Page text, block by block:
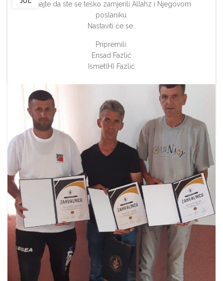
znajte da ste se teško zamjerili Allahz i Njegovom
poslaniku.
Nastaviti će se..
Pripremili:
Ensad Fazlić
Ismet(H) Fazlić